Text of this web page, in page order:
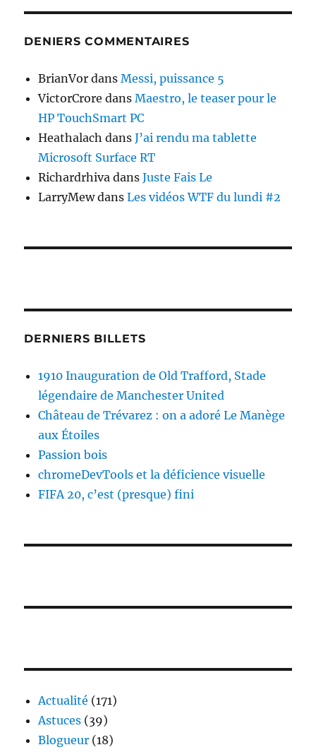
DENIERS COMMENTAIRES
BrianVor dansMessi, puissance 5
VictorCrore dansMaestro, le teaser pour le
HP TouchSmart PC
Heathalach dansJ’ai rendu ma tablette
Microsoft Surface RT
Richardrhiva dansJuste Fais Le
LarryMewdansLes vidéos WTF du lundi #2
DERNIERS BILLETS
1910 Inauguration de Old Trafford, Stade
légendaire de Manchester United
Château de Trévarez : on a adoré Le Manège
aux Étoiles
Passion bois
chromeDevTools et la déficience visuelle
FIFA 20, c’est (presque) fini
Actualité (171)
Astuces (39)
Blogueur (18)